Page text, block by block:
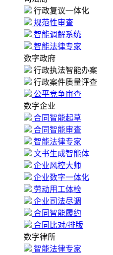
行政复议一体化
规范性审查
智能调解系统
智能法律专家
数字政府
行政执法智能办案
行政案件质量评查
公平竞争审查
数字企业
合同智能起草
合同智能审查
智能法律专家
文书生成智能体
企业风控大师
企业数字一体化
劳动用工体检
企业司法尽调
合同智能履约
合同比对/排版
数字律所
智能法律专家